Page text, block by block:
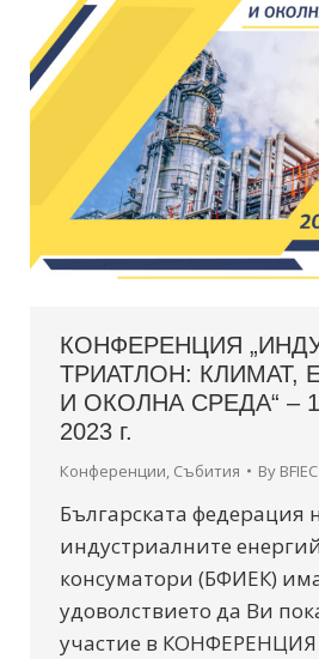
КОНФЕРЕНЦИЯ
ТРИАТЛОН: КЛИМАТ,
И OКОЛНА СРЕДА“ –
2023 г.
Конференции, Събития By BFIEC
Българската федерация
индустриалните
консуматори (БФИЕК)
удоволствието да Ви
участие в КОНФЕРЕНЦИЯ